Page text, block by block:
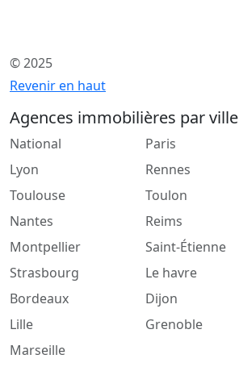
© 2025
Revenir en haut
Agences immobilières par ville
National
Lyon
Toulouse
Nantes
Montpellier
Strasbourg
Bordeaux
Lille
Marseille
Paris
Rennes
Toulon
Reims
Saint-Étienne
Le havre
Dijon
Grenoble